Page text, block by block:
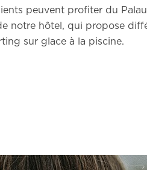
peuvent profiter du
notre hôtel, qui propose
sur glace à la piscine.